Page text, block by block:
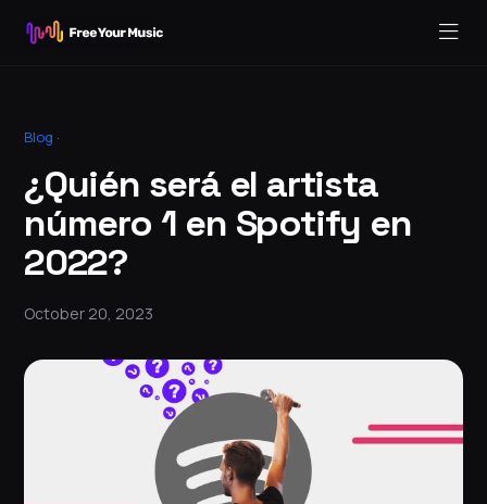
Blog ·
¿Quién será el artista
número 1 en Spotify en
2022?
October 20, 2023